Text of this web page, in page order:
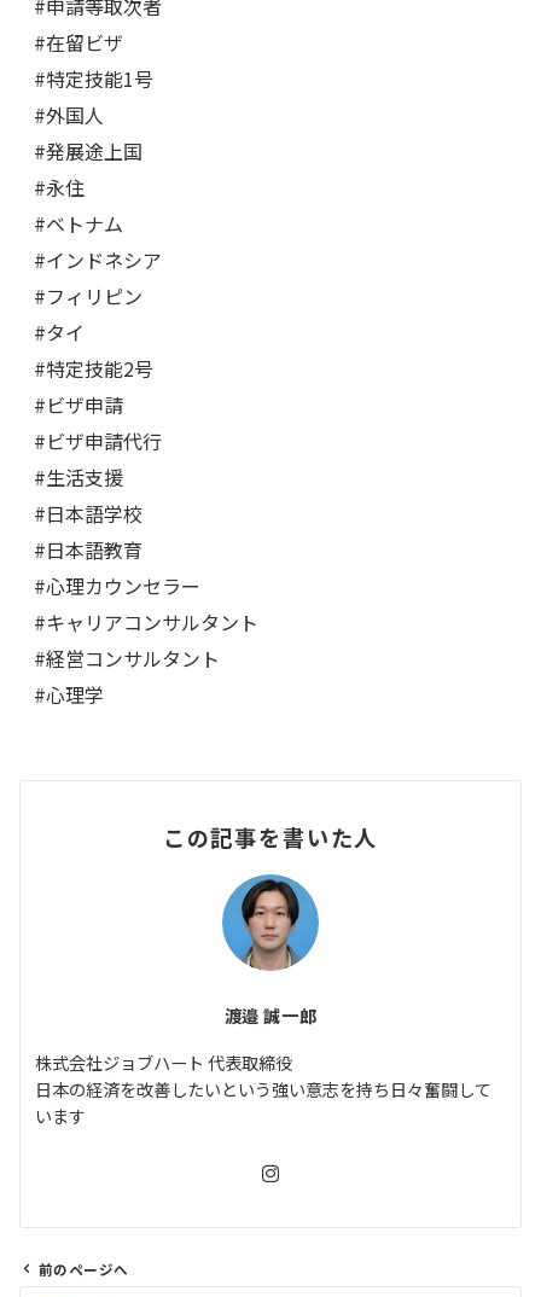
#申請等取次者
#在留ビザ
#特定技能1号
#外国人
#発展途上国
#永住
#ベトナム
#インドネシア
#フィリピン
#タイ
#特定技能2号
#ビザ申請
#ビザ申請代行
#生活支援
#日本語学校
#日本語教育
#心理カウンセラー
#キャリアコンサルタント
#経営コンサルタント
#心理学
この記事を書いた人
渡邉 誠一郎
株式会社ジョブハート 代表取締役
日本の経済を改善したいという強い意志を持ち日々奮闘して
います
前のページへ